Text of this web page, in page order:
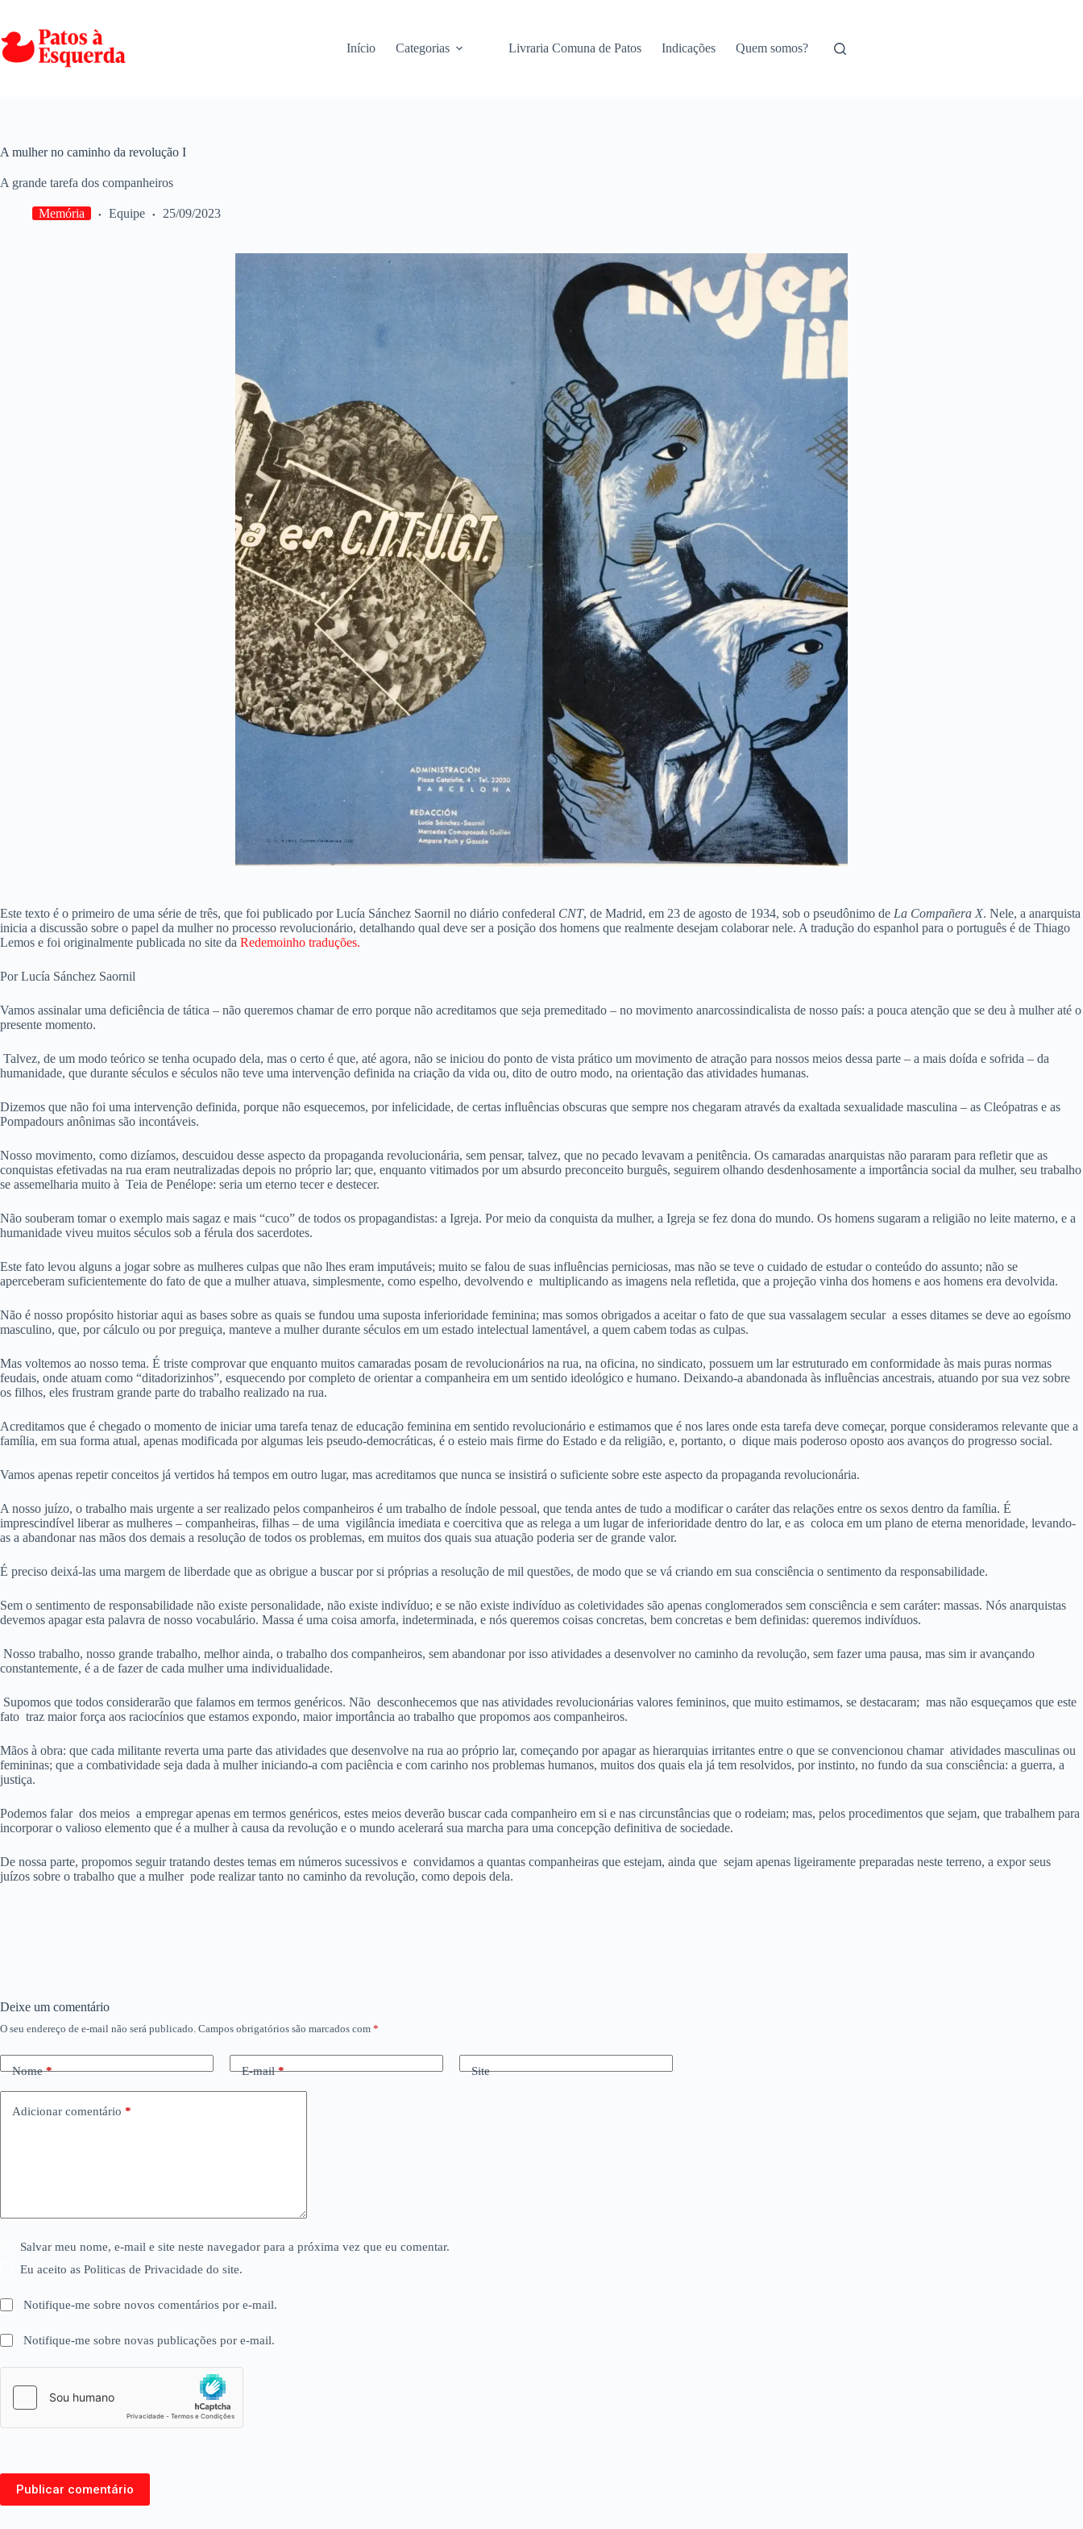
o
conteúdo
Início Categorias Livraria Comuna de Patos Indicações Quem somos?
A mulher no caminho da revolução I
A grande tarefa dos companheiros
Memória Equipe 25/09/2023
Este texto é o primeiro de uma série de três, que foi publicado por Lucía Sánchez Saornil no diário confederal CNT, de Madrid, em 23 de agosto de 1934, sob o pseudônimo de La Compañera X. Nele, a anarquista
inicia a discussão sobre o papel da mulher no processo revolucionário, detalhando qual deve ser a posição dos homens que realmente desejam colaborar nele. A tradução do espanhol para o português é de Thiago
Lemos e foi originalmente publicada no site da Redemoinho traduções.
Por Lucía Sánchez Saornil
Vamos assinalar uma deficiência de tática – não queremos chamar de erro porque não acreditamos que seja premeditado – no movimento anarcossindicalista de nosso país: a pouca atenção que se deu à mulher até o
presente momento.
Talvez, de um modo teórico se tenha ocupado dela, mas o certo é que, até agora, não se iniciou do ponto de vista prático um movimento de atração para nossos meios dessa parte – a mais doída e sofrida – da
humanidade, que durante séculos e séculos não teve uma intervenção definida na criação da vida ou, dito de outro modo, na orientação das atividades humanas.
Dizemos que não foi uma intervenção definida, porque não esquecemos, por infelicidade, de certas influências obscuras que sempre nos chegaram através da exaltada sexualidade masculina – as Cleópatras e as
Pompadours anônimas são incontáveis.
Nosso movimento, como dizíamos, descuidou desse aspecto da propaganda revolucionária, sem pensar, talvez, que no pecado levavam a penitência. Os camaradas anarquistas não pararam para refletir que as
conquistas efetivadas na rua eram neutralizadas depois no próprio lar; que, enquanto vitimados por um absurdo preconceito burguês, seguirem olhando desdenhosamente a importância social da mulher, seu trabalho
se assemelharia muito à Teia de Penélope: seria um eterno tecer e destecer.
Não souberam tomar o exemplo mais sagaz e mais “cuco” de todos os propagandistas: a Igreja. Por meio da conquista da mulher, a Igreja se fez dona do mundo. Os homens sugaram a religião no leite materno, e a
humanidade viveu muitos séculos sob a férula dos sacerdotes.
Este fato levou alguns a jogar sobre as mulheres culpas que não lhes eram imputáveis; muito se falou de suas influências perniciosas, mas não se teve o cuidado de estudar o conteúdo do assunto; não se
aperceberam suficientemente do fato de que a mulher atuava, simplesmente, como espelho, devolvendo e multiplicando as imagens nela refletida, que a projeção vinha dos homens e aos homens era devolvida.
Não é nosso propósito historiar aqui as bases sobre as quais se fundou uma suposta inferioridade feminina; mas somos obrigados a aceitar o fato de que sua vassalagem secular a esses ditames se deve ao egoísmo
masculino, que, por cálculo ou por preguiça, manteve a mulher durante séculos em um estado intelectual lamentável, a quem cabem todas as culpas.
Mas voltemos ao nosso tema. É triste comprovar que enquanto muitos camaradas posam de revolucionários na rua, na oficina, no sindicato, possuem um lar estruturado em conformidade às mais puras normas
feudais, onde atuam como “ditadorizinhos”, esquecendo por completo de orientar a companheira em um sentido ideológico e humano. Deixando-a abandonada às influências ancestrais, atuando por sua vez sobre
os filhos, eles frustram grande parte do trabalho realizado na rua.
Acreditamos que é chegado o momento de iniciar uma tarefa tenaz de educação feminina em sentido revolucionário e estimamos que é nos lares onde esta tarefa deve começar, porque consideramos relevante que a
família, em sua forma atual, apenas modificada por algumas leis pseudo-democráticas, é o esteio mais firme do Estado e da religião, e, portanto, o dique mais poderoso oposto aos avanços do progresso social.
Vamos apenas repetir conceitos já vertidos há tempos em outro lugar, mas acreditamos que nunca se insistirá o suficiente sobre este aspecto da propaganda revolucionária.
A nosso juízo, o trabalho mais urgente a ser realizado pelos companheiros é um trabalho de índole pessoal, que tenda antes de tudo a modificar o caráter das relações entre os sexos dentro da família. É
imprescindível liberar as mulheres – companheiras, filhas – de uma vigilância imediata e coercitiva que as relega a um lugar de inferioridade dentro do lar, e as coloca em um plano de eterna menoridade, levando-
as a abandonar nas mãos dos demais a resolução de todos os problemas, em muitos dos quais sua atuação poderia ser de grande valor.
É preciso deixá-las uma margem de liberdade que as obrigue a buscar por si próprias a resolução de mil questões, de modo que se vá criando em sua consciência o sentimento da responsabilidade.
Sem o sentimento de responsabilidade não existe personalidade, não existe indivíduo; e se não existe indivíduo as coletividades são apenas conglomerados sem consciência e sem caráter: massas. Nós anarquistas
devemos apagar esta palavra de nosso vocabulário. Massa é uma coisa amorfa, indeterminada, e nós queremos coisas concretas, bem concretas e bem definidas: queremos indivíduos.
Nosso trabalho, nosso grande trabalho, melhor ainda, o trabalho dos companheiros, sem abandonar por isso atividades a desenvolver no caminho da revolução, sem fazer uma pausa, mas sim ir avançando
constantemente, é a de fazer de cada mulher uma individualidade.
Supomos que todos considerarão que falamos em termos genéricos. Não desconhecemos que nas atividades revolucionárias valores femininos, que muito estimamos, se destacaram; mas não esqueçamos que este
fato traz maior força aos raciocínios que estamos expondo, maior importância ao trabalho que propomos aos companheiros.
Mãos à obra: que cada militante reverta uma parte das atividades que desenvolve na rua ao próprio lar, começando por apagar as hierarquias irritantes entre o que se convencionou chamar atividades masculinas ou
femininas; que a combatividade seja dada à mulher iniciando-a com paciência e com carinho nos problemas humanos, muitos dos quais ela já tem resolvidos, por instinto, no fundo da sua consciência: a guerra, a
justiça.
Podemos falar dos meios a empregar apenas em termos genéricos, estes meios deverão buscar cada companheiro em si e nas circunstâncias que o rodeiam; mas, pelos procedimentos que sejam, que trabalhem para
incorporar o valioso elemento que é a mulher à causa da revolução e o mundo acelerará sua marcha para uma concepção definitiva de sociedade.
De nossa parte, propomos seguir tratando destes temas em números sucessivos e convidamos a quantas companheiras que estejam, ainda que sejam apenas ligeiramente preparadas neste terreno, a expor seus
juízos sobre o trabalho que a mulher pode realizar tanto no caminho da revolução, como depois dela.
Deixe um comentário
O seu endereço de e-mail não será publicado. Campos obrigatórios são marcados com *
Nome* E-mail* Site
Adicionar comentário *
Salvar meu nome, e-mail e site neste navegador para a próxima vez que eu comentar.
Eu aceito as Politicas de Privacidade do site.
Notifique-me sobre novos comentários por e-mail.
Notifique-me sobre novas publicações por e-mail.
Publicar comentário